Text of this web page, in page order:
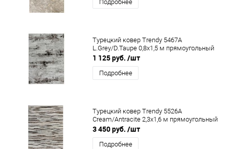
Подробнее
Турецкий ковер Trendy 5467A
L.Grey/D.Taupe 0,8x1,5 м прямоугольный
1 125 руб. /шт
Подробнее
Турецкий ковер Trendy 5526A
Cream/Antracite 2,3x1,6 м прямоугольный
3 450 руб. /шт
Подробнее